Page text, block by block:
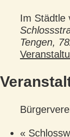
Im Städtle
Tengen,
«